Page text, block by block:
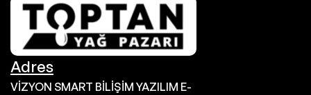
Adres
VİZYON SMART BİLİŞİM YAZILIM E-